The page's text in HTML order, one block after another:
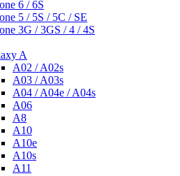
6 / 6S
5 / 5S / 5C / SE
3G / 3GS / 4 / 4S
A
A02 / A02s
A03 / A03s
A04 / A04e / A04s
A06
A8
A10
A10e
A10s
A11